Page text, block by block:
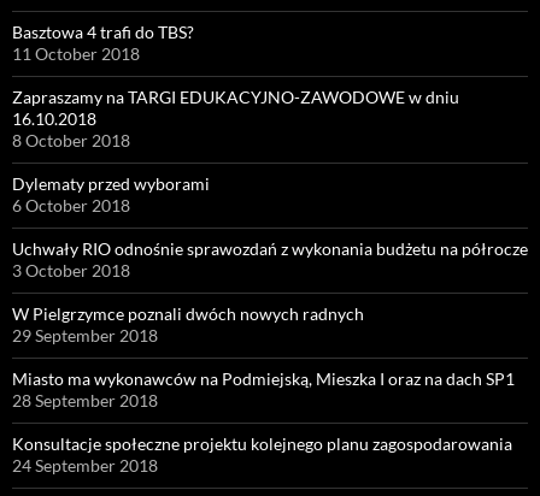
Basztowa 4 trafi do TBS?
11 October 2018
Zapraszamy na TARGI EDUKACYJNO-ZAWODOWE w dniu
16.10.2018
8 October 2018
Dylematy przed wyborami
6 October 2018
Uchwały RIO odnośnie sprawozdań z wykonania budżetu na półrocze
3 October 2018
W Pielgrzymce poznali dwóch nowych radnych
29 September 2018
Miasto ma wykonawców na Podmiejską, Mieszka I oraz na dach SP1
28 September 2018
Konsultacje społeczne projektu kolejnego planu zagospodarowania
24 September 2018